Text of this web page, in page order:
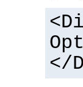
</